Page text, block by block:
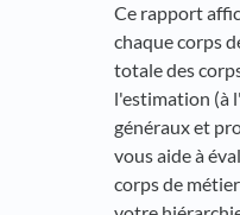
Ce rapport
chaque corps
totale des
l'estimation (à
généraux et
vous aide à
corps de